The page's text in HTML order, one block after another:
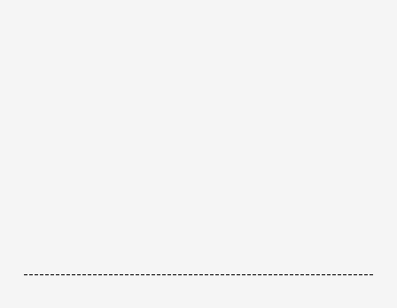
------------------------------------------------------------------